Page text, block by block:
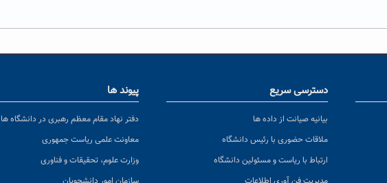
دسترسی سریع
بیانیه صیانت از داده ها
ملاقات حضوری با رئیس دانشگاه
ارتباط با ریاست و مسئولین دانشگاه
پیوند ها
دفتر نهاد مقام معظم رهبری در دانشگاه ها
معاونت علمی ریاست جمهوری
وزارت علوم، تحقیقات و فناوری